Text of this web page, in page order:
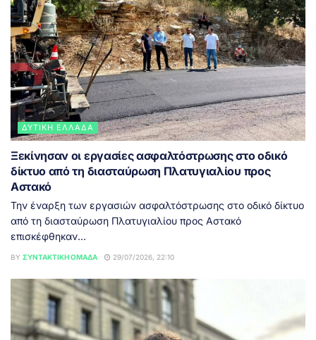
ΔΥΤΙΚΉ ΕΛΛΆΔΑ
Ξεκίνησαν οι εργασίες ασφαλτόστρωσης στο οδικό
δίκτυο από τη διασταύρωση Πλατυγιαλίου προς
Αστακό
Την έναρξη των εργασιών ασφαλτόστρωσης στο οδικό δίκτυο
από τη διασταύρωση Πλατυγιαλίου προς Αστακό
επισκέφθηκαν...
BY ΣΥΝΤΑΚΤΙΚΉ ΟΜΆΔΑ 29/07/2026, 22:10